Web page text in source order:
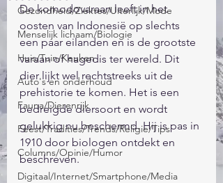
Gezondheid/Ziektes/Uiterlijk/Mode
Menselijk lichaam/Biologie
Huis/Tuin/Keuken
Auto's en onderhoud
Fauna/Dierenrijk
Feest/Tradities/Trends/Religie/Tips
Columns/Opinie/Humor
Digitaal/Internet/Smartphone/Media
De komodovaraan leeft in het
oosten van Indonesië op slechts
een paar eilanden en is de grootste
varaan of hagedis ter wereld. Dit
dier lijkt wel rechtstreeks uit de
prehistorie te komen. Het is een
bedreigde diersoort en wordt
gelukkig nu beschermd. Hij is pas in
1910 door biologen ontdekt en
beschreven.